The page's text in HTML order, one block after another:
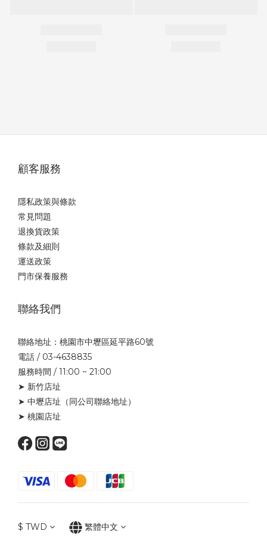
顧客服務
隱私政策與條款
常見問題
退換貨政策
條款及細則
運送政策
門市保養服務
聯絡我們
聯絡地址：桃園市中壢區延平路60號
電話 / 03-4638835
服務時間 / 11:00 ~ 21:00
➤ 新竹店址
➤ 中壢店址 （同公司聯絡地址）
➤ 桃園店址
$ TWD 繁體中文